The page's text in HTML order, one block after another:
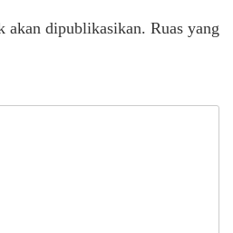
akan dipublikasikan. Ruas yang